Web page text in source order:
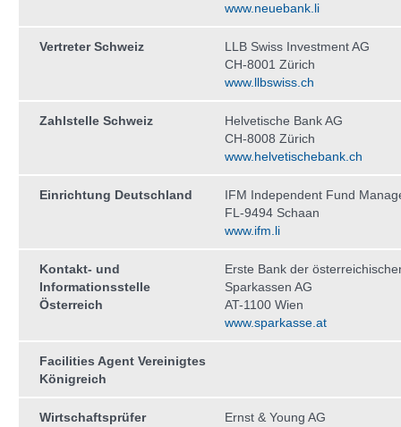
www.neuebank.li
Vertreter Schweiz
LLB Swiss Investment AG
CH-8001 Zürich
www.llbswiss.ch
Zahlstelle Schweiz
Helvetische Bank AG
CH-8008 Zürich
www.helvetischebank.ch
Einrichtung Deutschland
IFM Independent Fund
FL-9494 Schaan
www.ifm.li
Kontakt- und
Informationsstelle
Österreich
Erste Bank der
Sparkassen AG
AT-1100 Wien
www.sparkasse.at
Facilities Agent Vereinigtes
Königreich
Wirtschaftsprüfer
Ernst & Young AG